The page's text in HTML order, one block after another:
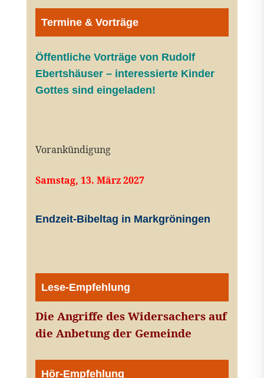
Termine & Vorträge
Öffentliche Vorträge von Rudolf
Ebertshäuser – interessierte Kinder
Gottes sind eingeladen!
Vorankündigung
Samstag, 13. März 2027
Endzeit-Bibeltag in Markgröningen
Lese-Empfehlung
Die Angriffe des Widersachers auf
die Anbetung der Gemeinde
Hör-Empfehlung